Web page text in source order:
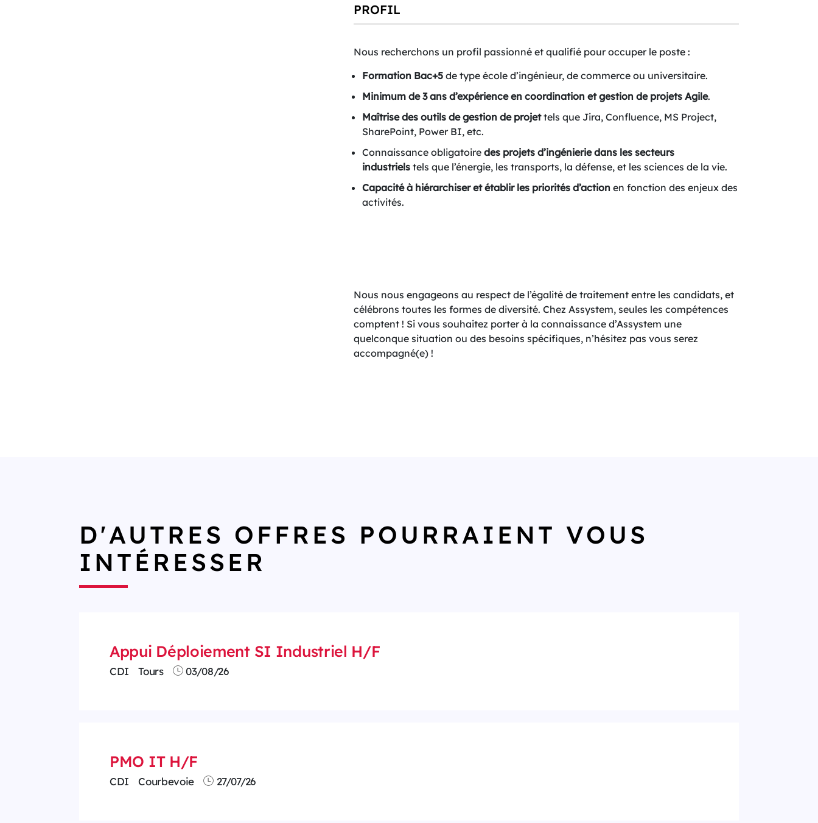
PROFIL
Nous recherchons un profil passionné et qualifié pour occuper le poste :
Formation Bac+5de type école d’ingénieur, de commerce ou universitaire.
Minimum de 3 ans d’expérience en coordination et gestion de projets Agile.
Maîtrise des outils de gestion de projettels que Jira, Confluence, MS Project,
SharePoint, Power BI, etc.
Connaissance obligatoire des projets d’ingénierie dans les secteurs
industrielstels que l’énergie, les transports, la défense, et les sciences de la vie.
Capacité à hiérarchiser et établir les priorités d’action en fonction des enjeux des
activités.
Nous nous engageons au respect de l’égalité de traitement entre les candidats, et
célébrons toutes les formes de diversité. Chez Assystem, seules les compétences
comptent ! Si vous souhaitez porter à la connaissance d’Assystem une
quelconque situation ou des besoins spécifiques, n’hésitez pas vous serez
accompagné(e) !
D'AUTRES OFFRES POURRAIENT VOUS
INTÉRESSER
Appui Déploiement SI Industriel H/F
CDI Tours 03/08/26
PMO IT H/F
CDI Courbevoie 27/07/26